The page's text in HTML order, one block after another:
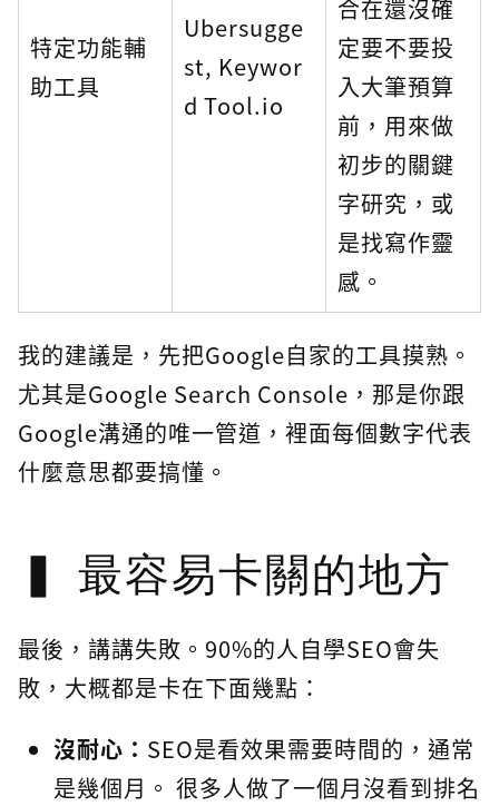
特定功能輔
助工具
Ubersugge
st, Keywor
d Tool.io
合在還沒確
定要不要投
入大筆預算
前，用來做
初步的關鍵
字研究，或
是找寫作靈
感。
我的建議是，先把Google自家的工具摸熟。
尤其是Google Search Console，那是你跟
Google溝通的唯一管道，裡面每個數字代表
什麼意思都要搞懂。
最容易卡關的地方
最後，講講失敗。90%的人自學SEO會失
敗，大概都是卡在下面幾點：
沒耐心： SEO是看效果需要時間的，通常
是幾個月。 很多人做了一個月沒看到排名